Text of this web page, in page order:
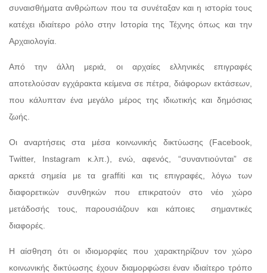
συναισθήματα ανθρώπων που τα συνέταξαν και η ιστορία τους
κατέχει ιδιαίτερο ρόλο στην Ιστορία της Τέχνης όπως και την
Αρχαιολογία.
Από την άλλη μεριά, οι αρχαίες ελληνικές επιγραφές
αποτελούσαν εγχάρακτα κείμενα σε πέτρα, διάφορων εκτάσεων,
που κάλυπταν ένα μεγάλο μέρος της ιδιωτικής και δημόσιας
ζωής.
Οι αναρτήσεις στα μέσα κοινωνικής δικτύωσης (Facebook,
Twitter, Instagram κ.λπ.), ενώ, αφενός, “συναντιούνται” σε
αρκετά σημεία με τα graffiti και τις επιγραφές, λόγω των
διαφορετικών συνθηκών που επικρατούν στο νέο χώρο
μετάδοσής τους, παρουσιάζουν και κάποιες σημαντικές
διαφορές.
Η αίσθηση ότι οι ιδιομορφίες που χαρακτηρίζουν τον χώρο
κοινωνικής δικτύωσης έχουν διαμορφώσει έναν ιδιαίτερο τρόπο